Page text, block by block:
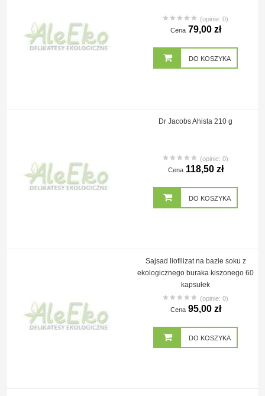
(opinie: 0)
Cena 79,00 zł
DO KOSZYKA
Dr Jacobs Ahista 210 g
(opinie: 0)
Cena 118,50 zł
DO KOSZYKA
Sajsad liofilizat na bazie soku z
ekologicznego buraka kiszonego 60
kapsułek
(opinie: 0)
Cena 95,00 zł
DO KOSZYKA